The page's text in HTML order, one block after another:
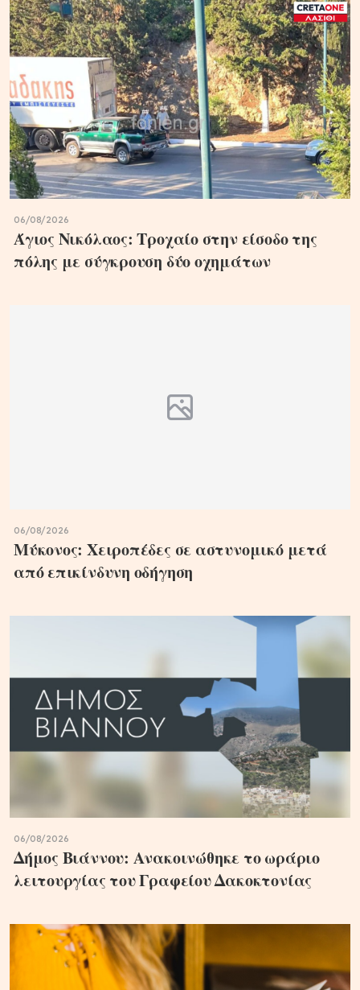
06/08/2026
Άγιος Νικόλαος: Τροχαίο στην είσοδο της
πόλης με σύγκρουση δύο οχημάτων
06/08/2026
Μύκονος: Χειροπέδες σε αστυνομικό μετά
από επικίνδυνη οδήγηση
06/08/2026
Δήμος Βιάννου: Ανακοινώθηκε το ωράριο
λειτουργίας του Γραφείου Δακοκτονίας